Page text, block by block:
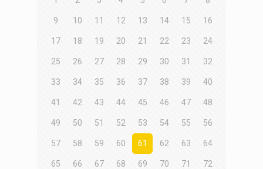
9 10 11 12 13 14 15 16
17 18 19 20 21 22 23 24
25 26 27 28 29 30 31 32
33 34 35 36 37 38 39 40
41 42 43 44 45 46 47 48
49 50 51 52 53 54 55 56
57 58 59 60 61 62 63 64
65 66 67 68 69 70 71 72